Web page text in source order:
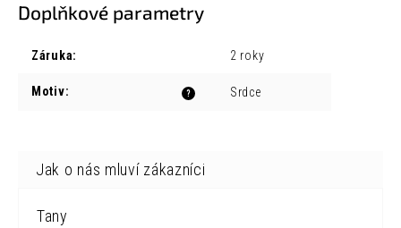
Doplňkové parametry
Záruka: 2 roky
?
Motiv: Srdce
Tany